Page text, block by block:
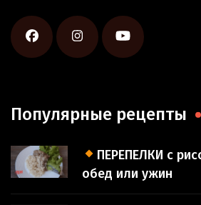
Популярные рецепты
ПЕРЕПЕЛКИ с
обед или ужин